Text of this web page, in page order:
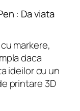
: Da viata
markere,
daca
ideilor cu un
printare 3D